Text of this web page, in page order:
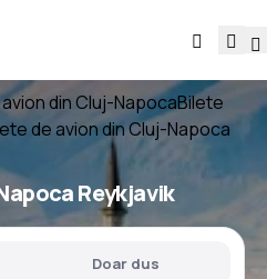
din Cluj-NapocaBilete
de avion din Cluj-Napoca
Reykjavik
Doar dus